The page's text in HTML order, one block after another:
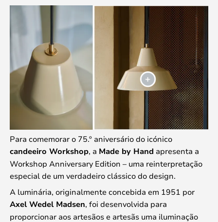
Para comemorar o 75.º aniversário do icónico
candeeiro Workshop, a Made by Hand apresenta a
Workshop Anniversary Edition – uma reinterpretação
especial de um verdadeiro clássico do design.
A luminária, originalmente concebida em 1951 por
Axel Wedel Madsen, foi desenvolvida para
proporcionar aos artesãos e artesãs uma iluminação